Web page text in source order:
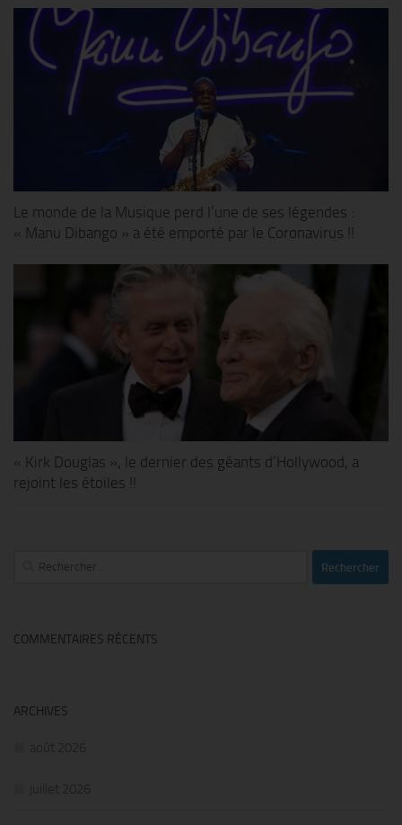
Le monde de la Musique perd l’une de ses légendes :
« Manu Dibango » a été emporté par le Coronavirus !!
« Kirk Douglas », le dernier des géants d’Hollywood, a
rejoint les étoiles !!
Rechercher :
COMMENTAIRES RÉCENTS
ARCHIVES
août 2026
juillet 2026